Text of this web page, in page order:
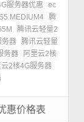
服务器优惠
ec
S5.MEDIUM4 腾
腾讯云轻量2
务器 腾讯云轻量
务器
阿里云2核
云2核4G服务器
惠价格表